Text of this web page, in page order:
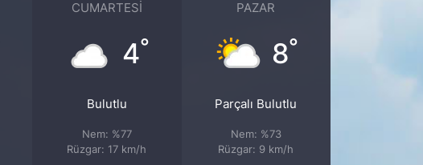
CUMARTESI
4°
Bulutlu
Nem: %77
Rüzgar: 17 km/h
PAZAR
8°
Parçalı Bulutlu
Nem: %73
Rüzgar: 9 km/h